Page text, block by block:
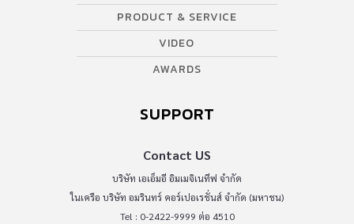
PRODUCT & SERVICE
VIDEO
AWARDS
SUPPORT
Contact US
บริษัท เอเอ็มอี อิมเมจิเนทีฟ จำกัด
ในเครือ บริษัท อมรินทร์ คอร์เปอเรชั่นส์ จำกัด (มหาชน)
Tel : 0-2422-9999 ต่อ 4510